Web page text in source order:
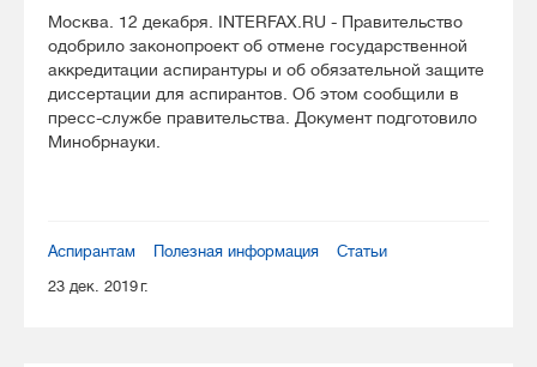
Москва. 12 декабря. INTERFAX.RU - Правительство
одобрило законопроект об отмене государственной
аккредитации аспирантуры и об обязательной защите
диссертации для аспирантов. Об этом сообщили в
пресс-службе правительства. Документ подготовило
Минобрнауки.
Аспирантам Полезная информация
Статьи
23 дек. 2019 г.